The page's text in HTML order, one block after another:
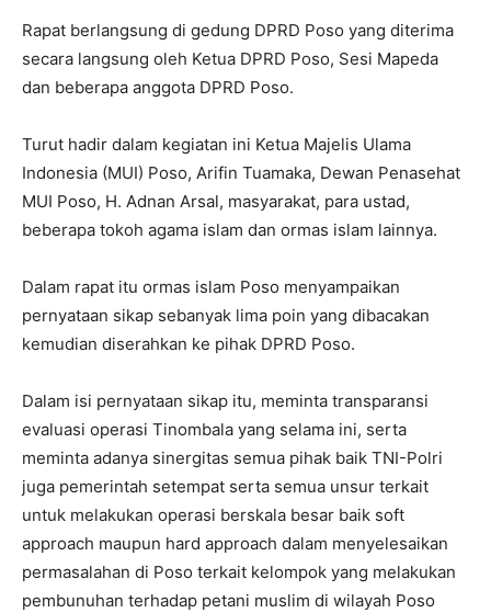
Rapat berlangsung di gedung DPRD Poso yang diterima
secara langsung oleh Ketua DPRD Poso, Sesi Mapeda
dan beberapa anggota DPRD Poso.
Turut hadir dalam kegiatan ini Ketua Majelis Ulama
Indonesia (MUI) Poso, Arifin Tuamaka, Dewan Penasehat
MUI Poso, H. Adnan Arsal, masyarakat, para ustad,
beberapa tokoh agama islam dan ormas islam lainnya.
Dalam rapat itu ormas islam Poso menyampaikan
pernyataan sikap sebanyak lima poin yang dibacakan
kemudian diserahkan ke pihak DPRD Poso.
Dalam isi pernyataan sikap itu, meminta transparansi
evaluasi operasi Tinombala yang selama ini, serta
meminta adanya sinergitas semua pihak baik TNI-Polri
juga pemerintah setempat serta semua unsur terkait
untuk melakukan operasi berskala besar baik soft
approach maupun hard approach dalam menyelesaikan
permasalahan di Poso terkait kelompok yang melakukan
pembunuhan terhadap petani muslim di wilayah Poso